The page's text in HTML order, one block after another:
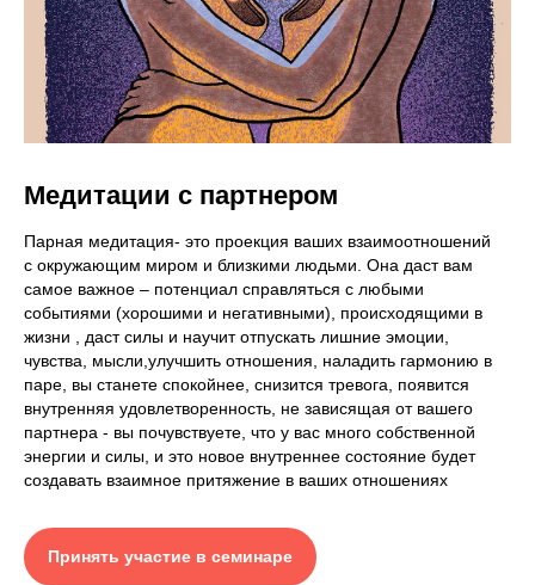
Медитации с партнером
Парная медитация- это проекция ваших взаимоотношений
с окружающим миром и близкими людьми. Она даст вам
самое важное – потенциал справляться с любыми
событиями (хорошими и негативными), происходящими в
жизни , даст силы и научит отпускать лишние эмоции,
чувства, мысли,улучшить отношения, наладить гармонию в
паре, вы станете спокойнее, снизится тревога, появится
внутренняя удовлетворенность, не зависящая от вашего
партнера - вы почувствуете, что у вас много собственной
энергии и силы, и это новое внутреннее состояние будет
создавать взаимное притяжение в ваших отношениях
Принять участие в семинаре